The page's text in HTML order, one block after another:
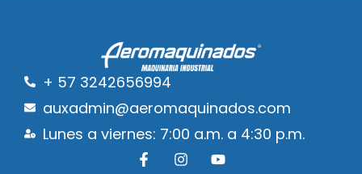
+ 57 3242656994
auxadmin@aeromaquinados.com
Lunes a viernes: 7:00 a.m. a 4:30 p.m.